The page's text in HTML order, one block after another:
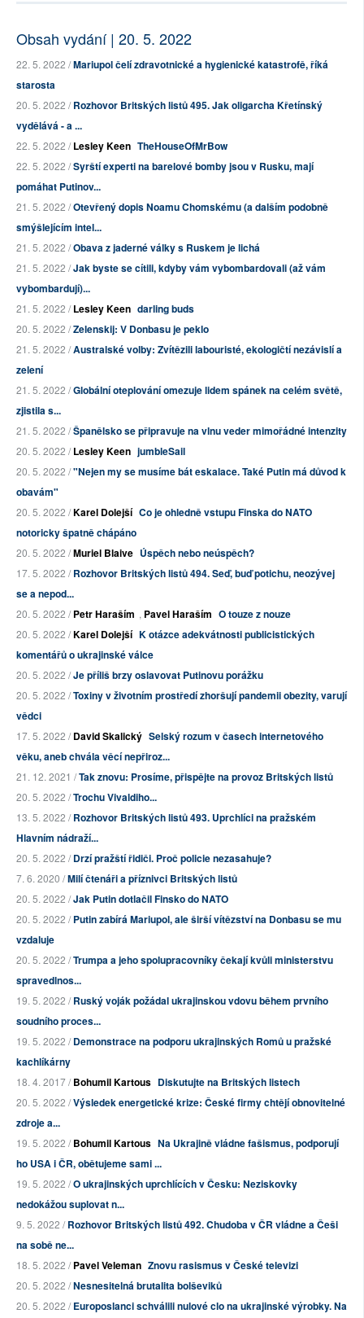
Obsah vydání | 20. 5. 2022
22. 5. 2022 /Mariupol čelí zdravotnické a hygienické katastrofě, říká
starosta
20. 5. 2022 /Rozhovor Britských listů 495. Jak oligarcha Křetínský
vydělává - a ...
22. 5. 2022 /Lesley Keen TheHouseOfMrBow
22. 5. 2022 /Syrští experti na barelové bomby jsou v Rusku, mají
pomáhat Putinov...
21. 5. 2022 /Otevřený dopis Noamu Chomskému (a dalším podobně
smýšlejícím intel...
21. 5. 2022 /Obava z jaderné války s Ruskem je lichá
21. 5. 2022 /Jak byste se cítili, kdyby vám vybombardovali (až vám
vybombardují)...
21. 5. 2022 /Lesley Keen darling buds
20. 5. 2022 /Zelenskij: V Donbasu je peklo
21. 5. 2022 /Australské volby: Zvítězili labouristé, ekologičtí nezávislí a
zelení
21. 5. 2022 /Globální oteplování omezuje lidem spánek na celém světě,
zjistila s...
21. 5. 2022 /Španělsko se připravuje na vlnu veder mimořádné intenzity
20. 5. 2022 /Lesley Keen jumbleSail
20. 5. 2022 /"Nejen my se musíme bát eskalace. Také Putin má důvod k
obavám"
20. 5. 2022 /Karel Dolejší Co je ohledně vstupu Finska do NATO
notoricky špatně chápáno
20. 5. 2022 /Muriel Blaive Úspěch nebo neúspěch?
17. 5. 2022 /Rozhovor Britských listů 494. Seď, buď potichu, neozývej
se a nepod...
20. 5. 2022 /Petr Haraším , Pavel Haraším O touze z nouze
20. 5. 2022 /Karel Dolejší K otázce adekvátnosti publicistických
komentářů o ukrajinské válce
20. 5. 2022 /Je příliš brzy oslavovat Putinovu porážku
20. 5. 2022 /Toxiny v životním prostředí zhoršují pandemii obezity, varují
vědci
17. 5. 2022 /David Skalický Selský rozum v časech internetového
věku, aneb chvála věcí nepřiroz...
21. 12. 2021 /Tak znovu: Prosíme, přispějte na provoz Britských listů
20. 5. 2022 /Trochu Vivaldiho...
13. 5. 2022 /Rozhovor Britských listů 493. Uprchlíci na pražském
Hlavním nádraží...
20. 5. 2022 /Drzí pražští řidiči. Proč policie nezasahuje?
7. 6. 2020 /Milí čtenáři a příznivci Britských listů
20. 5. 2022 /Jak Putin dotlačil Finsko do NATO
20. 5. 2022 /Putin zabírá Mariupol, ale širší vítězství na Donbasu se mu
vzdaluje
20. 5. 2022 /Trumpa a jeho spolupracovníky čekají kvůli ministerstvu
spravedlnos...
19. 5. 2022 /Ruský voják požádal ukrajinskou vdovu během prvního
soudního proces...
19. 5. 2022 /Demonstrace na podporu ukrajinských Romů u pražské
kachlíkárny
18. 4. 2017 /Bohumil Kartous Diskutujte na Britských listech
20. 5. 2022 /Výsledek energetické krize: České firmy chtějí obnovitelné
zdroje a...
19. 5. 2022 /Bohumil Kartous Na Ukrajině vládne fašismus, podporují
ho USA i ČR, obětujeme sami ...
19. 5. 2022 /O ukrajinských uprchlících v Česku: Neziskovky
nedokážou suplovat n...
9. 5. 2022 /Rozhovor Britských listů 492. Chudoba v ČR vládne a Češi
na sobě ne...
18. 5. 2022 /Pavel Veleman Znovu rasismus v České televizi
20. 5. 2022 /Nesnesitelná brutalita bolševiků
20. 5. 2022 /Europoslanci schválili nulové clo na ukrajinské výrobky. Na